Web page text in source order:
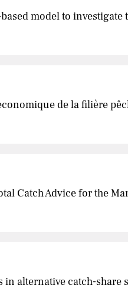
model to
de la filière
Catch Advice for the
alternative catch-